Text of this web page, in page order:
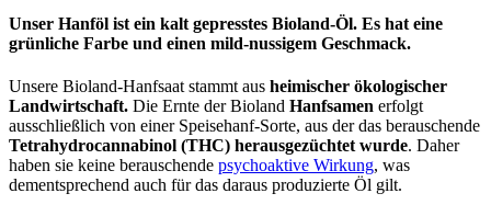
Unser Hanföl ist ein kalt gepresstes Bioland-Öl. Es hat eine
grünliche Farbe und einen mild-nussigem Geschmack.
Unsere Bioland-Hanfsaat stammt aus heimischer ökologischer
Landwirtschaft. Die Ernte der Bioland Hanfsamen erfolgt
ausschließlich von einer Speisehanf-Sorte, aus der das berauschende
Tetrahydrocannabinol (THC) herausgezüchtet wurde. Daher
haben sie keine berauschende psychoaktive Wirkung, was
dementsprechend auch für das daraus produzierte Öl gilt.